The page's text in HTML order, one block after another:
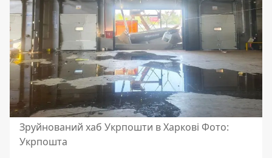
Зруйнований хаб Укрпошти в Харкові Фото:
Укрпошта